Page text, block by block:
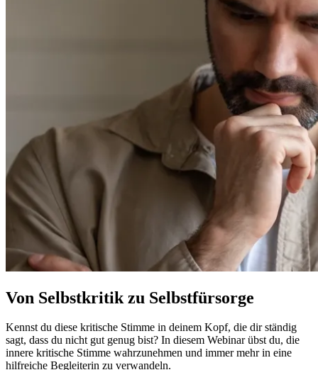
Von Selbstkritik zu Selbstfürsorge
Kennst du diese kritische Stimme in deinem Kopf, die dir ständig
sagt, dass du nicht gut genug bist? In diesem Webinar übst du, die
innere kritische Stimme wahrzunehmen und immer mehr in eine
hilfreiche Begleiterin zu verwandeln.